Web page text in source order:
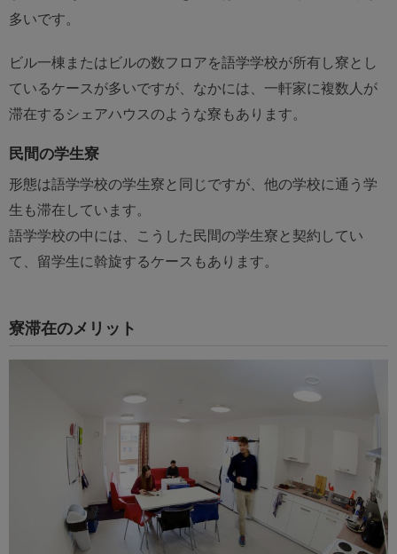
多いです。
ビル一棟またはビルの数フロアを語学学校が所有し寮とし
ているケースが多いですが、なかには、一軒家に複数人が
滞在するシェアハウスのような寮もあります。
民間の学生寮
形態は語学学校の学生寮と同じですが、他の学校に通う学
生も滞在しています。
語学学校の中には、こうした民間の学生寮と契約してい
て、留学生に斡旋するケースもあります。
寮滞在のメリット